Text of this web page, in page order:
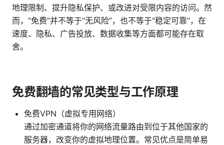
地理限制、提升隐私保护、或改进对受限内容的访问。然
而，“免费”并不等于“无风险”，也不等于“稳定可靠”，在
速度、隐私、广告投放、数据收集等方面都可能存在取
舍。
免费翻墙的常见类型与工作原理
免费VPN（虚拟专用网络）
通过加密通道将你的网络流量路由到位于其他国家的
服务器，改变你的虚拟地理位置。常见优点是简单易